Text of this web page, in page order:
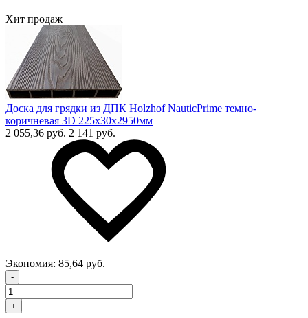
Хит продаж
Доска для грядки из ДПК Holzhof NauticPrime темно-
коричневая 3D 225х30х2950мм
2 055,36 руб. 2 141 руб.
Экономия: 85,64 руб.
-
+